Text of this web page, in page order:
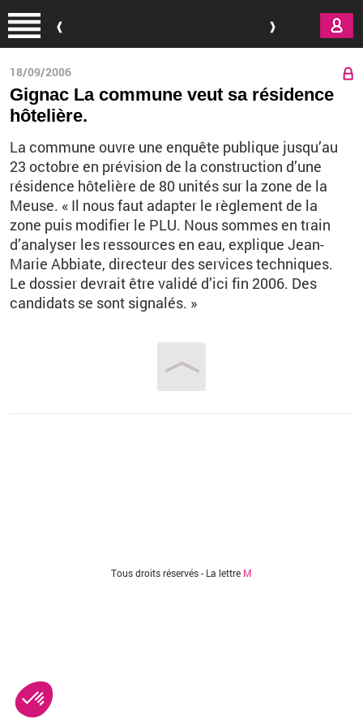
18/09/2006
Gignac La commune veut sa résidence
hôtelière.
La commune ouvre une enquête publique jusqu’au
23 octobre en prévision de la construction d’une
résidence hôtelière de 80 unités sur la zone de la
Meuse. « Il nous faut adapter le règlement de la
zone puis modifier le PLU. Nous sommes en train
d’analyser les ressources en eau, explique Jean-
Marie Abbiate, directeur des services techniques.
Le dossier devrait être validé d’ici fin 2006. Des
candidats se sont signalés. »
Tous droits réservés - La lettre M